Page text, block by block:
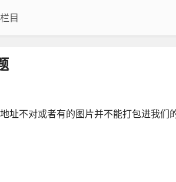
栏目
址不对或者有的图片并不能打包进我们